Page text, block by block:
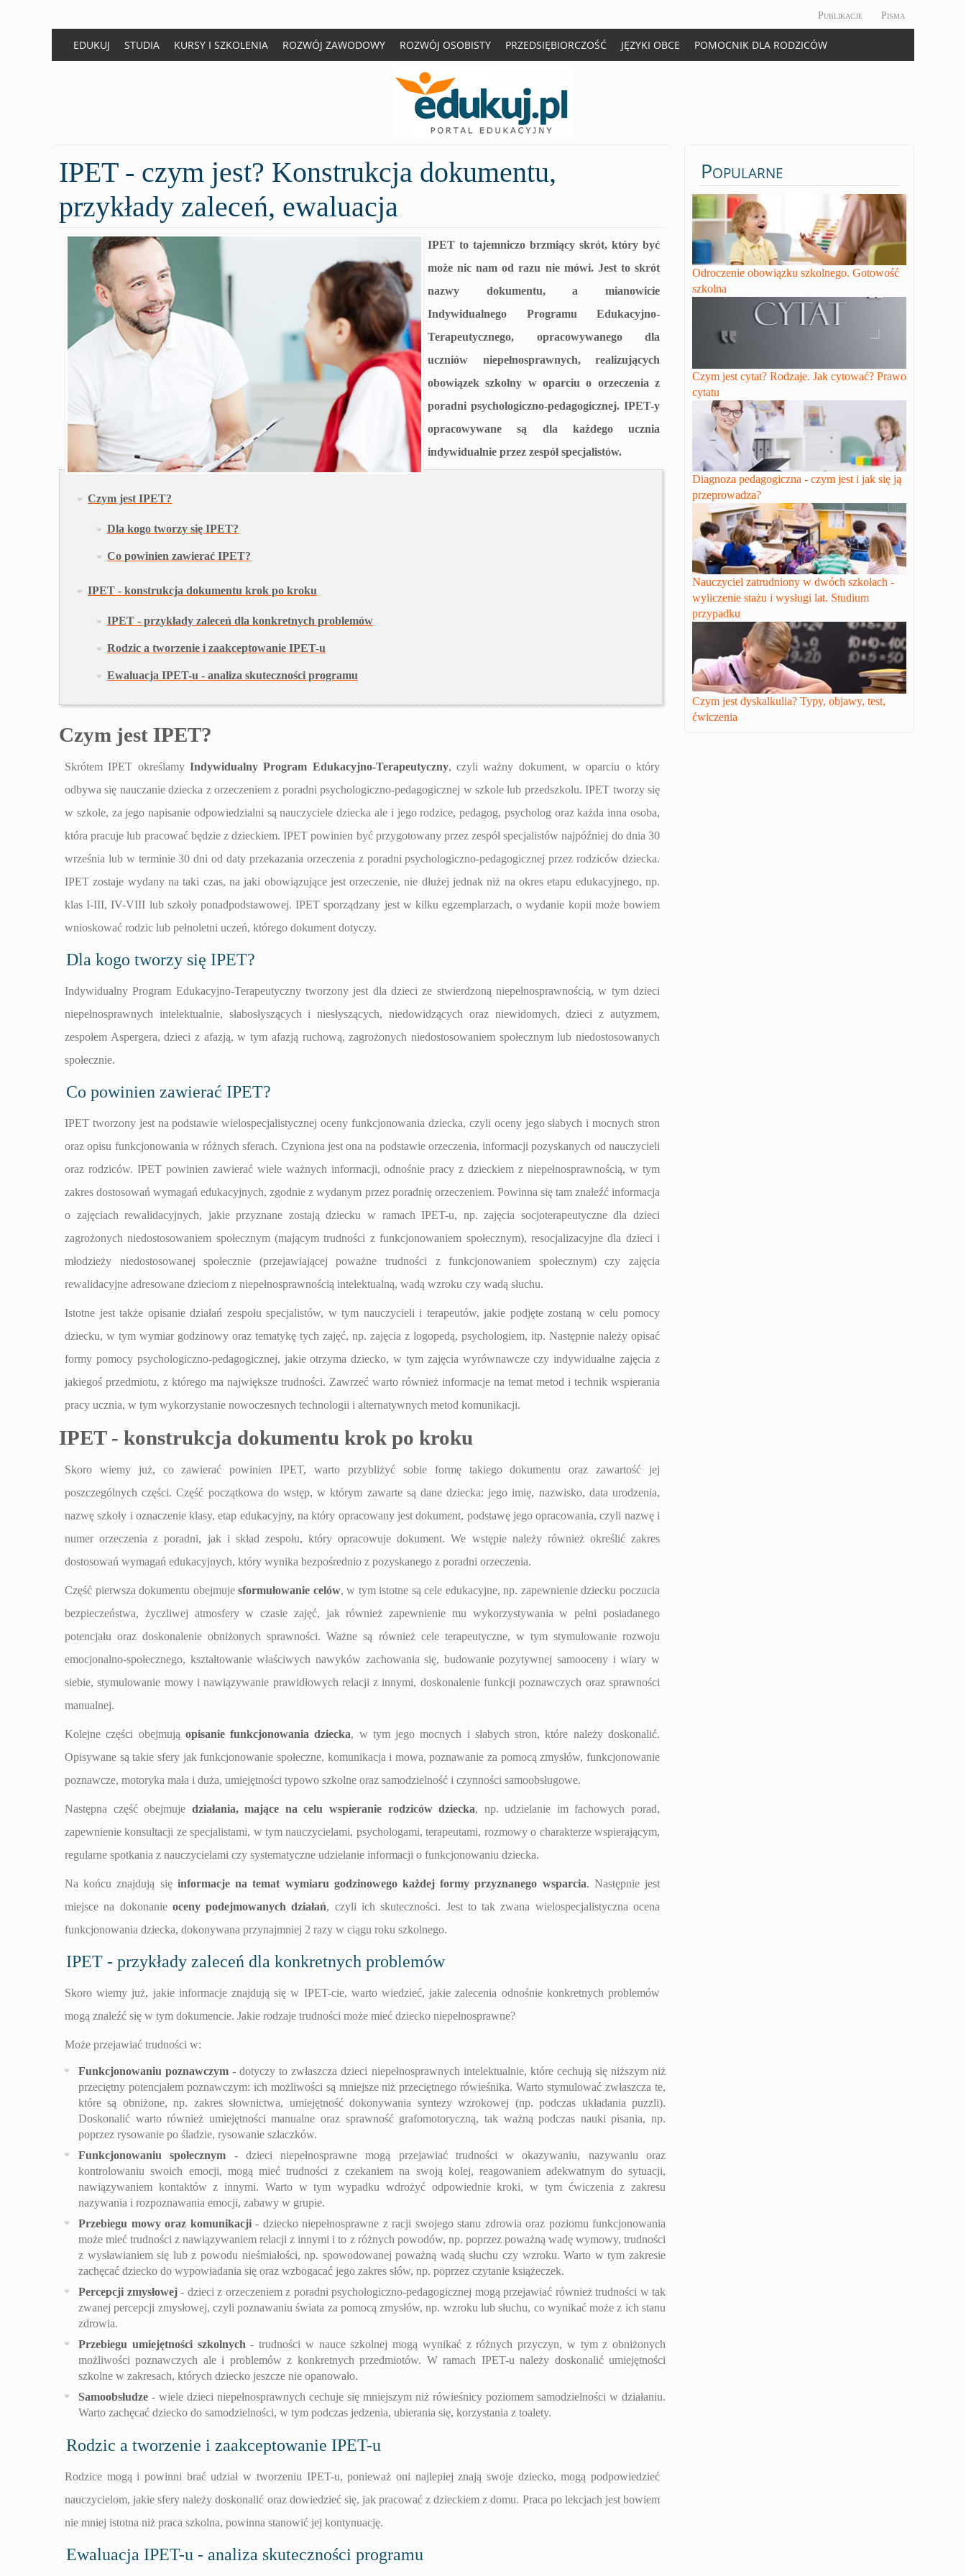
Publikacje Pisma
EDUKUJ STUDIA KURSY I SZKOLENIA ROZWÓJ ZAWODOWY ROZWÓJ OSOBISTY PRZEDSIĘBIORCZOŚĆ JĘZYKI OBCE POMOCNIK DLA RODZICÓW
IPET- czym jest? Konstrukcja dokumentu,
przykłady zaleceń, ewaluacja
IPET to tajemniczo brzmiący skrót, który być
może nic nam od razu nie mówi. Jest to skrót
nazwy dokumentu, a mianowicie
Indywidualnego Programu Edukacyjno-
Terapeutycznego, opracowywanego dla
uczniów niepełnosprawnych, realizujących
obowiązek szkolny w oparciu o orzeczenia z
poradni psychologiczno-pedagogicznej. IPET-y
opracowywane są dla każdego ucznia
indywidualnie przez zespół specjalistów.
Czym jest IPET?
Dla kogo tworzy się IPET?
Co powinien zawierać IPET?
IPET - konstrukcja dokumentu krok po kroku
IPET - przykłady zaleceń dla konkretnych problemów
Rodzic a tworzenie i zaakceptowanie IPET-u
Ewaluacja IPET-u - analiza skuteczności programu
Czym jest IPET?
Skrótem IPET określamy Indywidualny Program Edukacyjno-Terapeutyczny, czyli ważny dokument, w oparciu o który
odbywa się nauczanie dziecka z orzeczeniem z poradni psychologiczno-pedagogicznej w szkole lub przedszkolu. IPET tworzy się
w szkole, za jego napisanie odpowiedzialni są nauczyciele dziecka ale i jego rodzice, pedagog, psycholog oraz każda inna osoba,
która pracuje lub pracować będzie z dzieckiem. IPET powinien być przygotowany przez zespół specjalistów najpóźniej do dnia 30
września lub w terminie 30 dni od daty przekazania orzeczenia z poradni psychologiczno-pedagogicznej przez rodziców dziecka.
IPET zostaje wydany na taki czas, na jaki obowiązujące jest orzeczenie, nie dłużej jednak niż na okres etapu edukacyjnego, np.
klas I-III, IV-VIII lub szkoły ponadpodstawowej. IPET sporządzany jest w kilku egzemplarzach, o wydanie kopii może bowiem
wnioskować rodzic lub pełnoletni uczeń, którego dokument dotyczy.
Dla kogo tworzy się IPET?
Indywidualny Program Edukacyjno-Terapeutyczny tworzony jest dla dzieci ze stwierdzoną niepełnosprawnością, w tym dzieci
niepełnosprawnych intelektualnie, słabosłyszących i niesłyszących, niedowidzących oraz niewidomych, dzieci z autyzmem,
zespołem Aspergera, dzieci z afazją, w tym afazją ruchową, zagrożonych niedostosowaniem społecznym lub niedostosowanych
społecznie.
Co powinien zawierać IPET?
IPET tworzony jest na podstawie wielospecjalistycznej oceny funkcjonowania dziecka, czyli oceny jego słabych i mocnych stron
oraz opisu funkcjonowania w różnych sferach. Czyniona jest ona na podstawie orzeczenia, informacji pozyskanych od nauczycieli
oraz rodziców. IPET powinien zawierać wiele ważnych informacji, odnośnie pracy z dzieckiem z niepełnosprawnością, w tym
zakres dostosowań wymagań edukacyjnych, zgodnie z wydanym przez poradnię orzeczeniem. Powinna się tam znaleźć informacja
o zajęciach rewalidacyjnych, jakie przyznane zostają dziecku w ramach IPET-u, np. zajęcia socjoterapeutyczne dla dzieci
zagrożonych niedostosowaniem społecznym (mającym trudności z funkcjonowaniem społecznym), resocjalizacyjne dla dzieci i
młodzieży niedostosowanej społecznie (przejawiającej poważne trudności z funkcjonowaniem społecznym) czy zajęcia
rewalidacyjne adresowane dzieciom z niepełnosprawnością intelektualną, wadą wzroku czy wadą słuchu.
Istotne jest także opisanie działań zespołu specjalistów, w tym nauczycieli i terapeutów, jakie podjęte zostaną w celu pomocy
dziecku, w tym wymiar godzinowy oraz tematykę tych zajęć, np. zajęcia z logopedą, psychologiem, itp. Następnie należy opisać
formy pomocy psychologiczno-pedagogicznej, jakie otrzyma dziecko, w tym zajęcia wyrównawcze czy indywidualne zajęcia z
jakiegoś przedmiotu, z którego ma największe trudności. Zawrzeć warto również informacje na temat metod i technik wspierania
pracy ucznia, w tym wykorzystanie nowoczesnych technologii i alternatywnych metod komunikacji.
IPET - konstrukcja dokumentu krok po kroku
Skoro wiemy już, co zawierać powinien IPET, warto przybliżyć sobie formę takiego dokumentu oraz zawartość jej
poszczególnych części. Część początkowa do wstęp, w którym zawarte są dane dziecka: jego imię, nazwisko, data urodzenia,
nazwę szkoły i oznaczenie klasy, etap edukacyjny, na który opracowany jest dokument, podstawę jego opracowania, czyli nazwę i
numer orzeczenia z poradni, jak i skład zespołu, który opracowuje dokument. We wstępie należy również określić zakres
dostosowań wymagań edukacyjnych, który wynika bezpośrednio z pozyskanego z poradni orzeczenia.
Część pierwsza dokumentu obejmujesformułowanie celów, w tym istotne są cele edukacyjne, np. zapewnienie dziecku poczucia
bezpieczeństwa, życzliwej atmosfery w czasie zajęć, jak również zapewnienie mu wykorzystywania w pełni posiadanego
potencjału oraz doskonalenie obniżonych sprawności. Ważne są również cele terapeutyczne, w tym stymulowanie rozwoju
emocjonalno-społecznego, kształtowanie właściwych nawyków zachowania się, budowanie pozytywnej samooceny i wiary w
siebie, stymulowanie mowy i nawiązywanie prawidłowych relacji z innymi, doskonalenie funkcji poznawczych oraz sprawności
manualnej.
Kolejne części obejmują opisanie funkcjonowania dziecka, w tym jego mocnych i słabych stron, które należy doskonalić.
Opisywane są takie sfery jak funkcjonowanie społeczne, komunikacja i mowa, poznawanie za pomocą zmysłów, funkcjonowanie
poznawcze, motoryka mała i duża, umiejętności typowo szkolne oraz samodzielność i czynności samoobsługowe.
Następna część obejmuje działania, mające na celu wspieranie rodziców dziecka, np. udzielanie im fachowych porad,
zapewnienie konsultacji ze specjalistami, w tym nauczycielami, psychologami, terapeutami, rozmowy o charakterze wspierającym,
regularne spotkania z nauczycielami czy systematyczne udzielanie informacji o funkcjonowaniu dziecka.
Na końcu znajdują się informacje na temat wymiaru godzinowego każdej formy przyznanego wsparcia. Następnie jest
miejsce na dokonanie oceny podejmowanych działań, czyli ich skuteczności. Jest to tak zwana wielospecjalistyczna ocena
funkcjonowania dziecka, dokonywana przynajmniej 2 razy w ciągu roku szkolnego.
IPET - przykłady zaleceń dla konkretnych problemów
Skoro wiemy już, jakie informacje znajdują się w IPET-cie, warto wiedzieć, jakie zalecenia odnośnie konkretnych problemów
mogą znaleźć się w tym dokumencie. Jakie rodzaje trudności może mieć dziecko niepełnosprawne?
Może przejawiać trudności w:
Funkcjonowaniu poznawczym - dotyczy to zwłaszcza dzieci niepełnosprawnych intelektualnie, które cechują się niższym niż
przeciętny potencjałem poznawczym: ich możliwości są mniejsze niż przeciętnego rówieśnika. Warto stymulować zwłaszcza te,
które są obniżone, np. zakres słownictwa, umiejętność dokonywania syntezy wzrokowej (np. podczas układania puzzli).
Doskonalić warto również umiejętności manualne oraz sprawność grafomotoryczną, tak ważną podczas nauki pisania, np.
poprzez rysowanie po śladzie, rysowanie szlaczków.
Funkcjonowaniu społecznym - dzieci niepełnosprawne mogą przejawiać trudności w okazywaniu, nazywaniu oraz
kontrolowaniu swoich emocji, mogą mieć trudności z czekaniem na swoją kolej, reagowaniem adekwatnym do sytuacji,
nawiązywaniem kontaktów z innymi. Warto w tym wypadku wdrożyć odpowiednie kroki, w tym ćwiczenia z zakresu
nazywania i rozpoznawania emocji, zabawy w grupie.
Przebiegu mowy oraz komunikacji- dziecko niepełnosprawne z racji swojego stanu zdrowia oraz poziomu funkcjonowania
może mieć trudności z nawiązywaniem relacji z innymi i to z różnych powodów, np. poprzez poważną wadę wymowy, trudności
z wysławianiem się lub z powodu nieśmiałości, np. spowodowanej poważną wadą słuchu czy wzroku. Warto w tym zakresie
zachęcać dziecko do wypowiadania się oraz wzbogacać jego zakres słów, np. poprzez czytanie książeczek.
Percepcji zmysłowej- dzieci z orzeczeniem z poradni psychologiczno-pedagogicznej mogą przejawiać również trudności w tak
zwanej percepcji zmysłowej, czyli poznawaniu świata za pomocą zmysłów, np. wzroku lub słuchu, co wynikać może z ich stanu
zdrowia.
Przebiegu umiejętności szkolnych - trudności w nauce szkolnej mogą wynikać z różnych przyczyn, w tym z obniżonych
możliwości poznawczych ale i problemów z konkretnych przedmiotów. W ramach IPET-u należy doskonalić umiejętności
szkolne w zakresach, których dziecko jeszcze nie opanowało.
Samoobsłudze - wiele dzieci niepełnosprawnych cechuje się mniejszym niż rówieśnicy poziomem samodzielności w działaniu.
Warto zachęcać dziecko do samodzielności, w tym podczas jedzenia, ubierania się, korzystania z toalety.
Rodzic a tworzenie i zaakceptowanie IPET-u
Rodzice mogą i powinni brać udział w tworzeniu IPET-u, ponieważ oni najlepiej znają swoje dziecko, mogą podpowiedzieć
nauczycielom, jakie sfery należy doskonalić oraz dowiedzieć się, jak pracować z dzieckiem z domu. Praca po lekcjach jest bowiem
nie mniej istotna niż praca szkolna, powinna stanowić jej kontynuację.
Ewaluacja IPET-u - analiza skuteczności programu
Popularne
Odroczenie obowiązku szkolnego. Gotowość
szkolna
Czym jest cytat? Rodzaje. Jak cytować? Prawo
cytatu
Diagnoza pedagogiczna - czym jest i jak się ją
przeprowadza?
Nauczyciel zatrudniony w dwóch szkołach -
wyliczenie stażu i wysługi lat. Studium
przypadku
Czym jest dyskalkulia? Typy, objawy, test,
ćwiczenia